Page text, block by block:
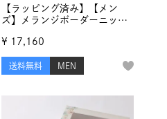
【ラッピング済み】【メン
ズ】メランジボーダーニッ
ンツ セット
¥ 17,160
送料無料 MEN